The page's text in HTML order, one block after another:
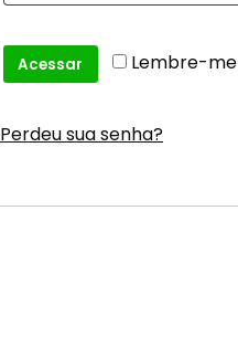
Lembre-me
Acessar
Perdeu sua senha?